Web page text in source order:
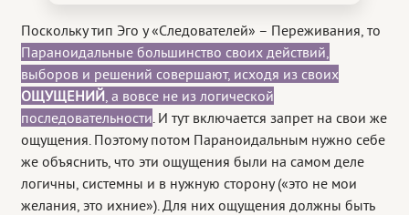
Поскольку тип Эго у «Следователей» – Переживания, то
Параноидальные большинство своих действий,
выборов и решений совершают, исходя из своих
ОЩУЩЕНИЙ, а вовсе не из логической
последовательности. И тут включается запрет на свои же
ощущения. Поэтому потом Параноидальным нужно себе
же объяснить, что эти ощущения были на самом деле
логичны, системны и в нужную сторону («это не мои
желания, это ихние»). Для них ощущения должны быть